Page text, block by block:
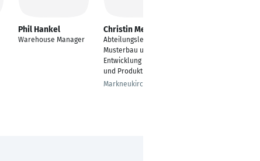
Phil Hankel
Warehouse Manager
Christin Meinel
Abteilungsleiterin
Musterbau und
Entwicklung / Näherei
und Produktion
Markneukirchen